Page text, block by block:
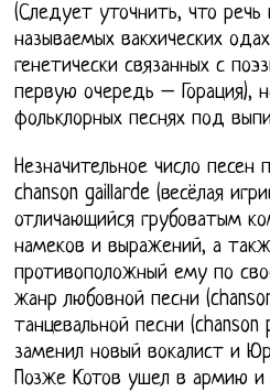
(Следует уточнить, что
называемых вакхических
генетически связанных с
первую очередь – Горация),
фольклорных песнях под
Незначительное число
chanson gaillarde (весёлая
отличающийся грубоватым
намеков и выражений, а
противоположный ему по
жанр любовной песни
танцевальной песни
заменил новый вокалист и
Позже Котов ушел в армию и